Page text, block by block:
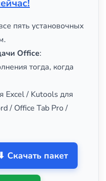
пять установочных
Office:
тогда, когда
Excel / Kutools для
/ Office Tab Pro /
Скачать пакет